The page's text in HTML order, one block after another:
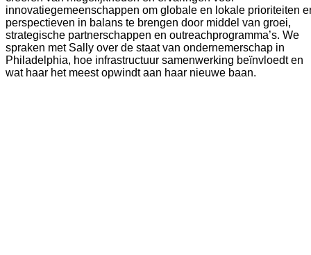
innovatiegemeenschappen om globale en lokale prioriteiten
perspectieven in balans te brengen door middel van groei,
strategische partnerschappen en outreachprogramma’s. We
spraken met Sally over de staat van ondernemerschap in
Philadelphia, hoe infrastructuur samenwerking beïnvloedt en
wat haar het meest opwindt aan haar nieuwe baan.